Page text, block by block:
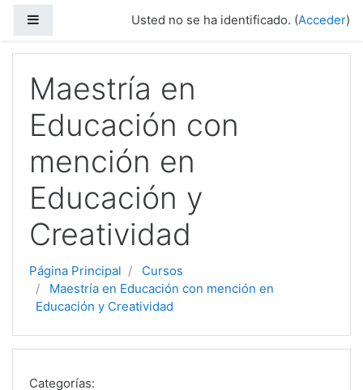
Usted no se ha identificado. (Acceder)
Maestría en
Educación con
mención en
Educación y
Creatividad
Página Principal
Cursos
Maestría en Educación con mención en
Educación y Creatividad
Categorías: